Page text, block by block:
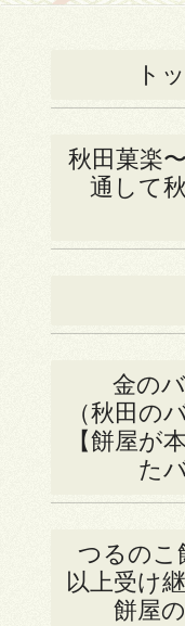
ト
秋田菓楽
通して
金の
（秋田の
【餅屋が
た
つるのこ
以上受け
餅屋